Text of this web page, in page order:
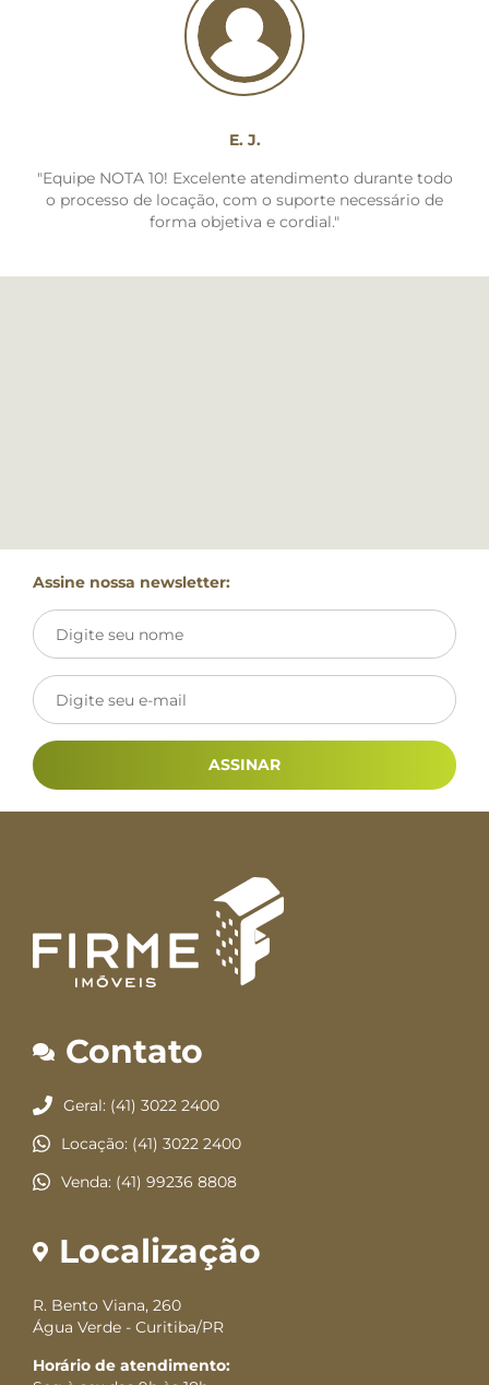
E. J.
"Equipe NOTA 10! Excelente atendimento durante todo
o processo de locação, com o suporte necessário de
forma objetiva e cordial."
Assine nossa newsletter:
ASSINAR
Contato
Geral: (41) 3022 2400
Locação: (41) 3022 2400
Venda: (41) 99236 8808
Localização
R. Bento Viana, 260
Água Verde - Curitiba/PR
Horário de atendimento: